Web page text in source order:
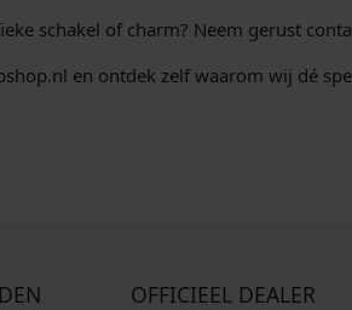
schakel of charm? Neem gerust
en ontdek zelf waarom wij dé
OFFICIEEL DEALER